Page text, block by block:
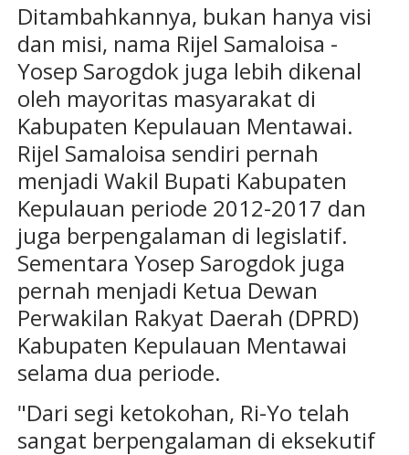
Ditambahkannya, bukan hanya visi
dan misi, nama Rijel Samaloisa -
Yosep Sarogdok juga lebih dikenal
oleh mayoritas masyarakat di
Kabupaten Kepulauan Mentawai.
Rijel Samaloisa sendiri pernah
menjadi Wakil Bupati Kabupaten
Kepulauan periode 2012-2017 dan
juga berpengalaman di legislatif.
Sementara Yosep Sarogdok juga
pernah menjadi Ketua Dewan
Perwakilan Rakyat Daerah (DPRD)
Kabupaten Kepulauan Mentawai
selama dua periode.
"Dari segi ketokohan, Ri-Yo telah
sangat berpengalaman di eksekutif